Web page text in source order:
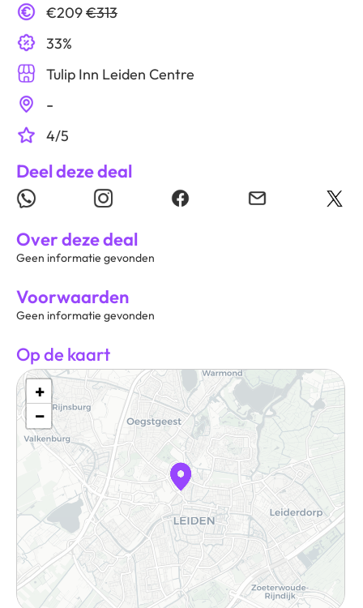
€209€313
33%
Tulip Inn Leiden Centre
-
4/5
Deel deze deal
Over deze deal
Geen informatie gevonden
Voorwaarden
Geen informatie gevonden
Op de kaart
+
−